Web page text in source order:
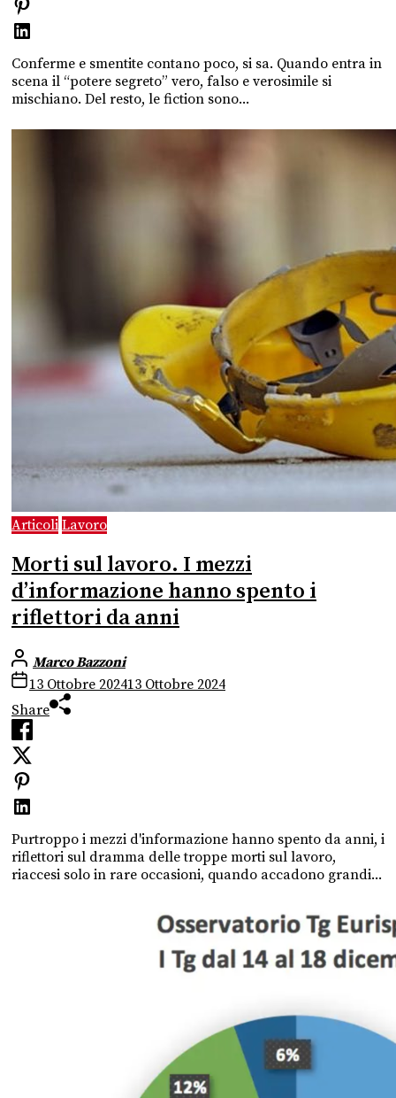
Conferme e smentite contano poco, si sa. Quando entra in
scena il “potere segreto” vero, falso e verosimile si
mischiano. Del resto, le fiction sono...
Articoli Lavoro
Morti sul lavoro. I mezzi
d’informazione hanno spento i
riflettori da anni
Marco Bazzoni
13 Ottobre 202413 Ottobre 2024
Share
Purtroppo i mezzi d'informazione hanno spento da anni, i
riflettori sul dramma delle troppe morti sul lavoro,
riaccesi solo in rare occasioni, quando accadono grandi...